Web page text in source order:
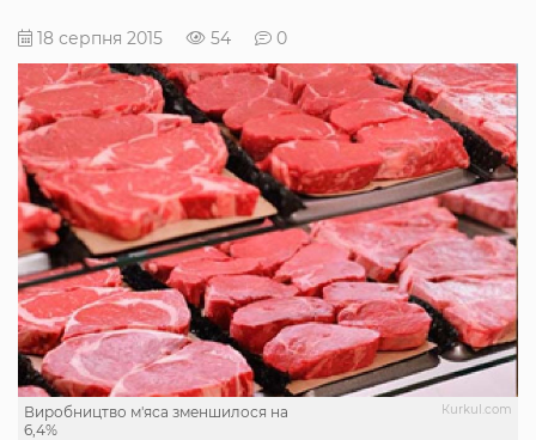
18 серпня 2015 54 0
Кurkul.com
Виробництво м'яса зменшилося на
6,4%